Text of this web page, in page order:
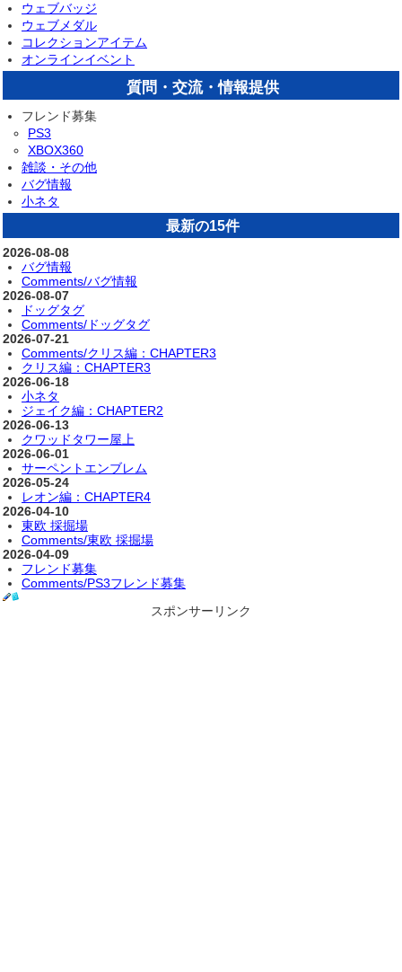
ウェブバッジ
ウェブメダル
コレクションアイテム
オンラインイベント
質問・交流・情報提供
フレンド募集
PS3
XBOX360
雑談・その他
バグ情報
小ネタ
最新の15件
2026-08-08
バグ情報
Comments/バグ情報
2026-08-07
ドッグタグ
Comments/ドッグタグ
2026-07-21
Comments/クリス編：CHAPTER3
クリス編：CHAPTER3
2026-06-18
小ネタ
ジェイク編：CHAPTER2
2026-06-13
クワッドタワー屋上
2026-06-01
サーペントエンブレム
2026-05-24
レオン編：CHAPTER4
2026-04-10
東欧 採掘場
Comments/東欧 採掘場
2026-04-09
フレンド募集
Comments/PS3フレンド募集
スポンサーリンク